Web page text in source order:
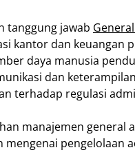
tanggung jawab
kantor dan keuangan
daya manusia
dan
terhadap regulasi
manajemen
mengenai pengelolaan